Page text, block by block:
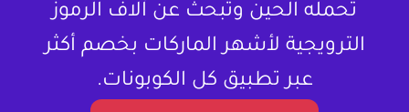
تحمله الحين وتبحث عن آلاف الرموز
الترويجية لأشهر الماركات بخصم أكثر
عبر تطبيق كل الكوبونات.